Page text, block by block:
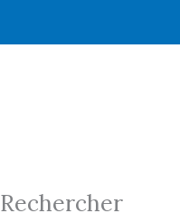
Rechercher